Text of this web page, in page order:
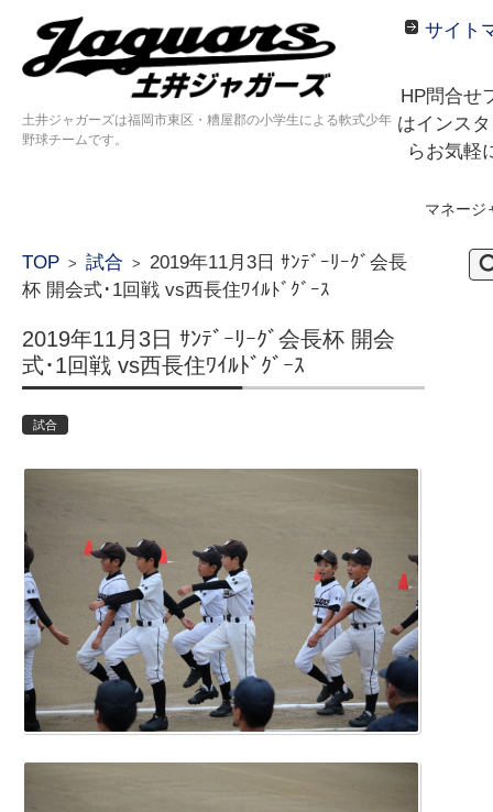
土井ジャガーズは福岡市東区・糟屋郡の小学生による軟式少年
野球チームです。
サイト
HP問合せ
はインス
らお気軽
マネー
TOP > 試合 > 2019年11月3日 ｻﾝﾃﾞｰﾘｰｸﾞ会長
杯 開会式･1回戦 vs西長住ﾜｲﾙﾄﾞｸﾞｰｽ
2019年11月3日 ｻﾝﾃﾞｰﾘｰｸﾞ会長杯 開会
式･1回戦 vs西長住ﾜｲﾙﾄﾞｸﾞｰｽ
試合
検
索: